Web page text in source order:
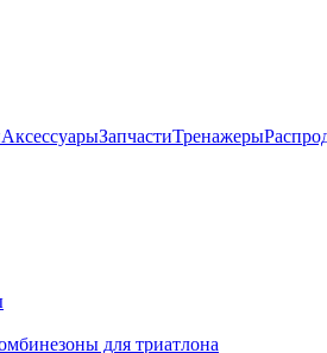
АксессуарыЗапчастиТренажеры